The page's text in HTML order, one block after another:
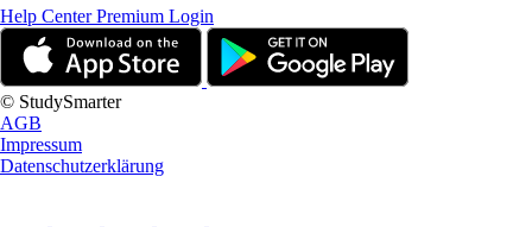
Help CenterPremium Login
© StudySmarter
AGB
Impressum
Datenschutzerklärung